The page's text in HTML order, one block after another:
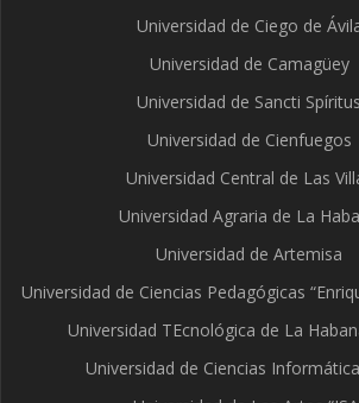
Universidad de Ciego de
Universidad de Camagüey
Universidad de Sancti Spíritus
Universidad de Cienfuegos
Universidad Central de Las
Universidad Agraria de La
Universidad de Artemisa
Universidad de Ciencias Pedagógicas
Universidad TEcnológica de La
Universidad de Ciencias